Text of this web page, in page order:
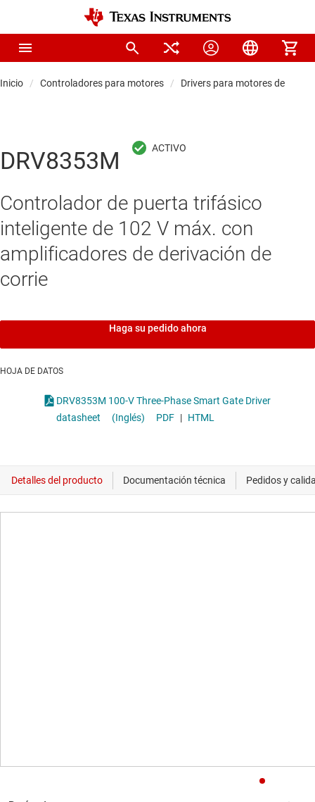
Inicio Controladores para motores Drivers para motores de CC
DRV8353M
Controlador de puerta trifásico
inteligente de 102 V máx. con
amplificadores de derivación de
corrie
Haga su pedido ahora
HOJA DE DATOS
DRV8353M 100-V Three-Phase Smart Gate Driver
datasheet
(Inglés) PDF | HTML